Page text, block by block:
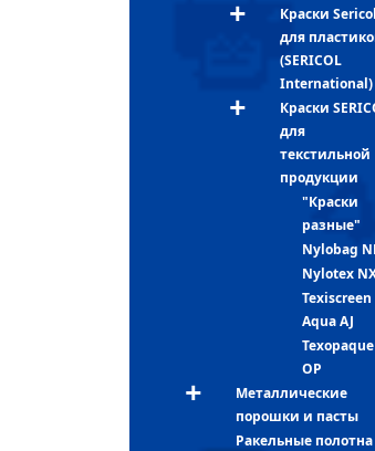
Краски Sericol
для
(SERICOL
International)
Краски
для
текстильной
продукции
"Краски
разные"
Nylobag
Nylotex
Texiscreen
Aqua AJ
Texopaque
OP
Металлические
порошки и пасты
Ракельные полотна